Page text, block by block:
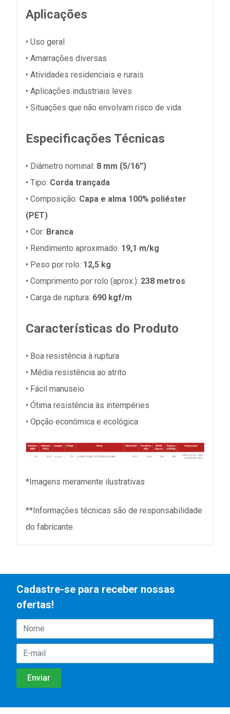
Aplicações
• Uso geral
• Amarrações diversas
• Atividades residenciais e rurais
• Aplicações industriais leves
• Situações que não envolvam risco de vida
Especificações Técnicas
• Diâmetro nominal: 8 mm (5/16”)
• Tipo: Corda trançada
• Composição: Capa e alma 100% poliéster
(PET)
• Cor: Branca
• Rendimento aproximado: 19,1 m/kg
• Peso por rolo: 12,5 kg
• Comprimento por rolo (aprox.): 238 metros
• Carga de ruptura: 690 kgf/m
Características do Produto
• Boa resistência à ruptura
• Média resistência ao atrito
• Fácil manuseio
• Ótima resistência às intempéries
• Opção econômica e ecológica
*Imagens meramente ilustrativas
**Informações técnicas são de responsabilidade
do fabricante.
Cadastre-se para receber nossas
ofertas!